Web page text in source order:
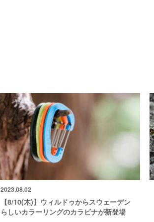
2023.08.02
【8/10(木)】ウィルドゥからスウェーデン
らしいカラーリングのカラビナが新登場